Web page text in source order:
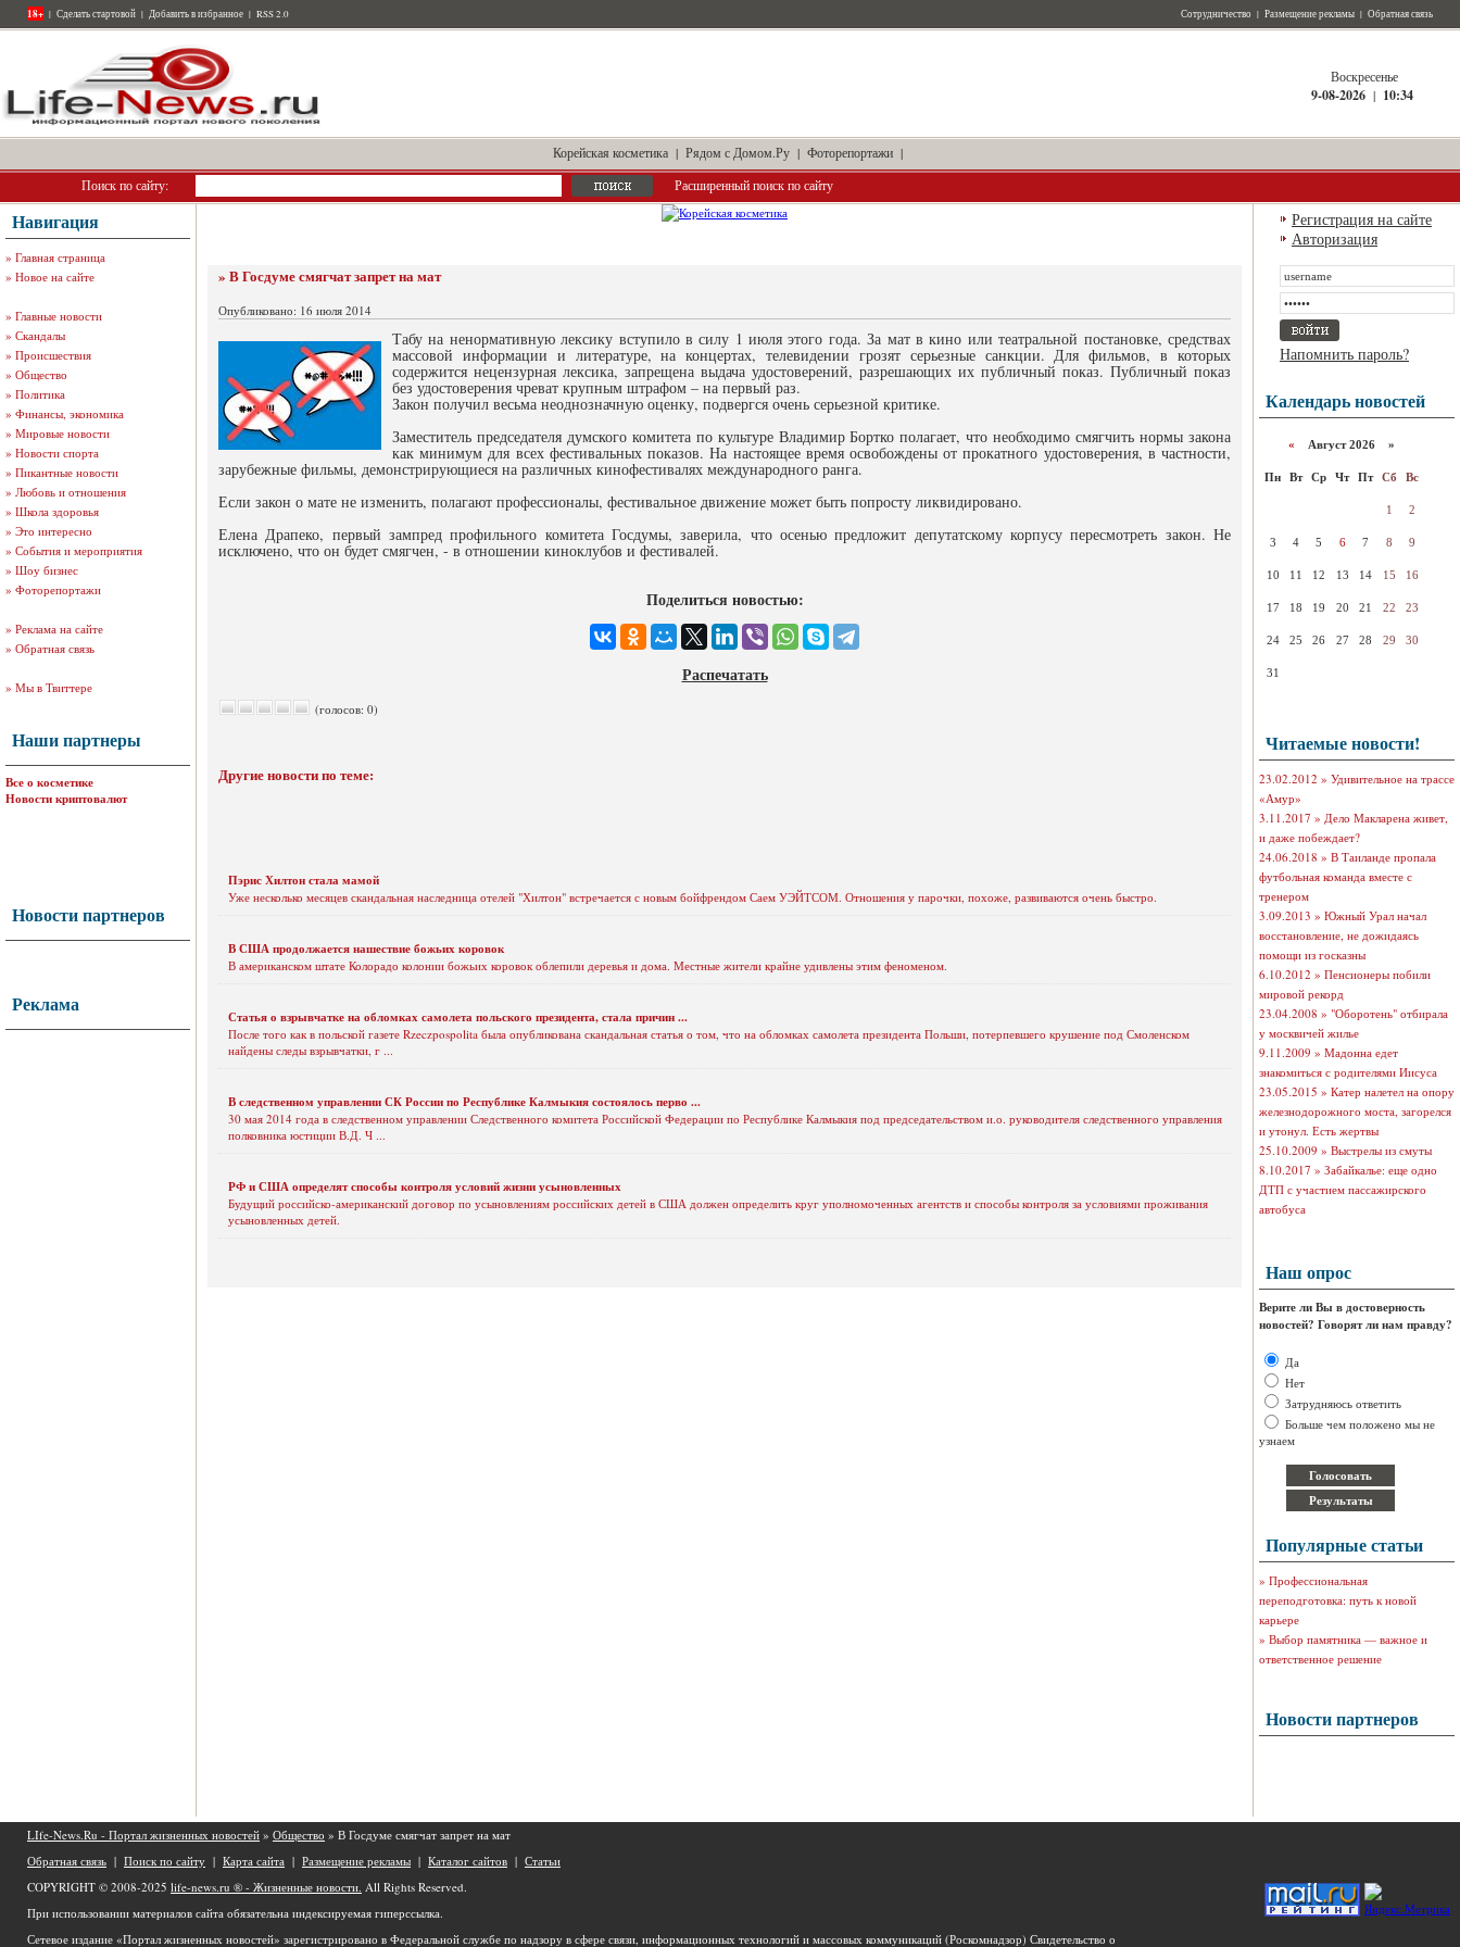
18+ | Сделать стартовой | Добавить в избранное | RSS 2.0 Сотрудничество | Размещение рекламы | Обратная связь
Воскресенье
9-08-2026 | 10:34
Корейская косметика | Рядом с Домом.Ру | Фоторепортажи |
Поиск по сайту:
Расширенный поиск по сайту
Навигация
» Главная страница
» Новое на сайте
» Главные новости
» Скандалы
» Происшествия
» Общество
» Политика
» Финансы, экономика
» Мировые новости
» Новости спорта
» Пикантные новости
» Любовь и отношения
» Школа здоровья
» Это интересно
» События и мероприятия
» Шоу бизнес
» Фоторепортажи
» Реклама на сайте
» Обратная связь
» Мы в Твиттере
Наши партнеры
Все о косметике
Новости криптовалют
Новости партнеров
Реклама
» В Госдуме смягчат запрет на мат
Опубликовано: 16 июля 2014
Табу на ненормативную лексику вступило в силу 1 июля этого года. За мат в кино или театральной постановке, средствах
массовой информации и литературе, на концертах, телевидении грозят серьезные санкции. Для фильмов, в которых
содержится нецензурная лексика, запрещена выдача удостоверений, разрешающих их публичный показ. Публичный показ
без удостоверения чреват крупным штрафом – на первый раз.
Закон получил весьма неоднозначную оценку, подвергся очень серьезной критике.
Заместитель председателя думского комитета по культуре Владимир Бортко полагает, что необходимо смягчить нормы закона
как минимум для всех фестивальных показов. На настоящее время освобождены от прокатного удостоверения, в частности,
зарубежные фильмы, демонстрирующиеся на различных кинофестивалях международного ранга.
Если закон о мате не изменить, полагают профессионалы, фестивальное движение может быть попросту ликвидировано.
Елена Драпеко, первый зампред профильного комитета Госдумы, заверила, что осенью предложит депутатскому корпусу пересмотреть закон. Не
исключено, что он будет смягчен, - в отношении киноклубов и фестивалей.
Поделиться новостью:
Распечатать
(голосов: 0)
Другие новости по теме:
Пэрис Хилтон стала мамой
Уже несколько месяцев скандальная наследница отелей "Хилтон" встречается с новым бойфрендом Саем УЭЙТСОМ. Отношения у парочки, похоже, развиваются очень быстро.
В США продолжается нашествие божьих коровок
В американском штате Колорадо колонии божьих коровок облепили деревья и дома. Местные жители крайне удивлены этим феноменом.
Статья о взрывчатке на обломках самолета польского президента, стала причин ...
После того как в польской газете Rzeczpospolita была опубликована скандальная статья о том, что на обломках самолета президента Польши, потерпевшего крушение под Смоленском
найдены следы взрывчатки, г ...
В следственном управлении СК России по Республике Калмыкия состоялось перво ...
30 мая 2014 года в следственном управлении Следственного комитета Российской Федерации по Республике Калмыкия под председательством и.о. руководителя следственного управления
полковника юстиции В.Д. Ч ...
РФ и США определят способы контроля условий жизни усыновленных
Будущий российско-американский договор по усыновлениям российских детей в США должен определить круг уполномоченных агентств и способы контроля за условиями проживания
усыновленных детей.
Регистрация на сайте
Авторизация
Напомнить пароль?
Календарь новостей
« Август 2026 »
Пн Вт Ср Чт Пт Сб Вс
1 2
3 4 5 6 7 8 9
10 11 12 13 14 15 16
17 18 19 20 21 22 23
24 25 26 27 28 29 30
31
Читаемые новости!
23.02.2012 » Удивительное на трассе
«Амур»
3.11.2017 » Дело Макларена живет,
и даже побеждает?
24.06.2018 » В Таиланде пропала
футбольная команда вместе с
тренером
3.09.2013 » Южный Урал начал
восстановление, не дожидаясь
помощи из госказны
6.10.2012 » Пенсионеры побили
мировой рекорд
23.04.2008 » "Оборотень" отбирала
у москвичей жилье
9.11.2009 » Мадонна едет
знакомиться с родителями Иисуса
23.05.2015 » Катер налетел на опору
железнодорожного моста, загорелся
и утонул. Есть жертвы
25.10.2009 » Выстрелы из смуты
8.10.2017 » Забайкалье: еще одно
ДТП с участием пассажирского
автобуса
Наш опрос
Верите ли Вы в достоверность
новостей? Говорят ли нам правду?
Да
Нет
Затрудняюсь ответить
Больше чем положено мы не
узнаем
Популярные статьи
» Профессиональная
переподготовка: путь к новой
карьере
» Выбор памятника — важное и
ответственное решение
Новости партнеров
LIfe-News.Ru - Портал жизненных новостей » Общество » В Госдуме смягчат запрет на мат
Обратная связь | Поиск по сайту | Карта сайта | Размещение рекламы | Каталог сайтов | Статьи
COPYRIGHT © 2008-2025 life-news.ru ® - Жизненные новости. All Rights Reserved.
При использовании материалов сайта обязательна индексируемая гиперссылка.
Сетевое издание «Портал жизненных новостей» зарегистрировано в Федеральной службе по надзору в сфере связи, информационных технологий и массовых коммуникаций (Роскомнадзор) Свидетельство о